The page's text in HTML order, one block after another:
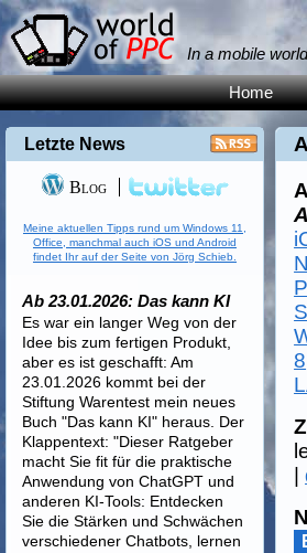
In a mobile
Home
8
|
Letzte News
Blog
Meine aktuellen Tipps rund um Windows 11,
Office, manchmal auch iOS und Android
findet Ihr auf der Seite von Jörg Schieb.
Ab 23.01.2026: Das kann KI
Es war ein langer Weg von der
Idee bis zum fertigen Produkt,
aber es ist geschafft: Am
23.01.2026 kommt bei der
Stiftung Warentest mein neues
Buch "Das kann KI" heraus. Der
Klappentext: "Dieser Ratgeber
macht Sie fit für die praktische
Anwendung von ChatGPT und
anderen KI-Tools: Entdecken
Sie die Stärken und Schwächen
verschiedener Chatbots, lernen